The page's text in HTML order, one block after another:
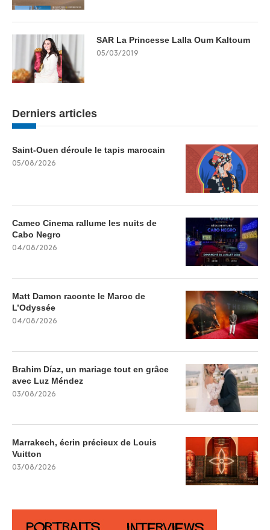
SAR La Princesse Lalla Oum Kaltoum
05/03/2019
Derniers articles
Saint-Ouen déroule le tapis marocain
05/08/2026
Cameo Cinema rallume les nuits de
Cabo Negro
04/08/2026
Matt Damon raconte le Maroc de
L’Odyssée
04/08/2026
Brahim Díaz, un mariage tout en grâce
avec Luz Méndez
03/08/2026
Marrakech, écrin précieux de Louis
Vuitton
03/08/2026